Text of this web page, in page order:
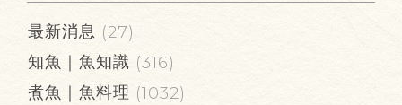
最新消息 (27)
知魚｜魚知識 (316)
煮魚｜魚料理 (1032)